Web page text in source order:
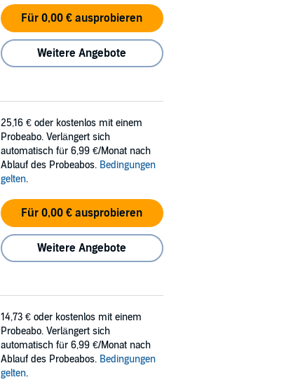
Für 0,00 € ausprobieren
Weitere Angebote
25,16 € oder kostenlos mit einem
Probeabo. Verlängert sich
automatisch für 6,99 €/Monat nach
Ablauf des Probeabos. Bedingungen
gelten.
Für 0,00 € ausprobieren
Weitere Angebote
14,73 € oder kostenlos mit einem
Probeabo. Verlängert sich
automatisch für 6,99 €/Monat nach
Ablauf des Probeabos. Bedingungen
gelten.